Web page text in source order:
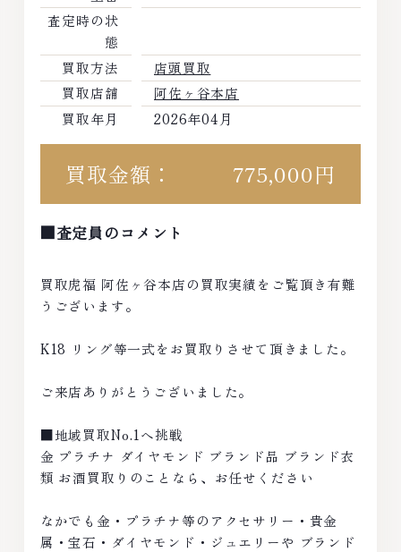
査定時の状
態
買取方法
店頭買取
買取店舗
阿佐ヶ谷本店
買取年月
2026年04月
買取金額： 775,000円
■査定員のコメント
買取虎福 阿佐ヶ谷本店の買取実績をご覧頂き有難
うございます。
K18 リング等一式をお買取りさせて頂きました。
ご来店ありがとうございました。
■地域買取No.1へ挑戦
金 プラチナ ダイヤモンド ブランド品 ブランド衣
類 お酒買取りのことなら、お任せください
なかでも金・プラチナ等のアクセサリー・貴金
属・宝石・ダイヤモンド・ジュエリーや ブランド